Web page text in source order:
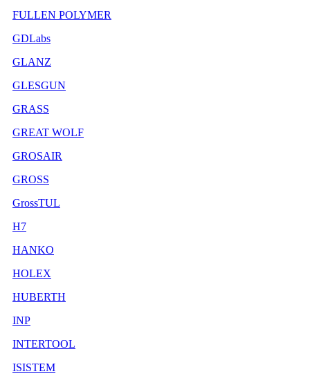
FULLEN POLYMER
GDLabs
GLANZ
GLESGUN
GRASS
GREAT WOLF
GROSAIR
GROSS
GrossTUL
H7
HANKO
HOLEX
HUBERTH
INP
INTERTOOL
ISISTEM